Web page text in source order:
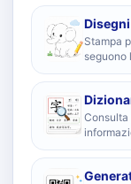
Stampa
seguono
Consulta